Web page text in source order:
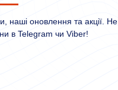
наші оновлення та акції. Не
в Telegram чи Viber!